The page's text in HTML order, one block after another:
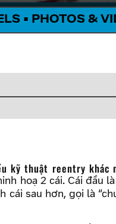
• PHOTOS &
hoạ 2 cái. Cái đầu
cái sau hơn, gọi là